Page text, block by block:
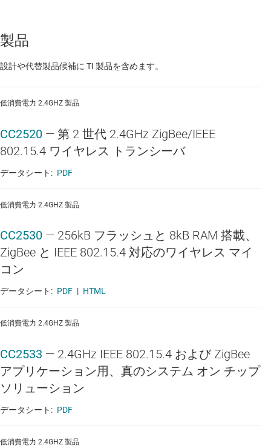
製品
設計や代替製品候補に TI 製品を含めます。
低消費電力 2.4GHZ 製品
CC2520 — 第 2 世代 2.4GHz ZigBee/IEEE
802.15.4 ワイヤレス トランシーバ
データシート: PDF
低消費電力 2.4GHZ 製品
CC2530 — 256kB フラッシュと 8kB RAM 搭載、
ZigBee と IEEE 802.15.4 対応のワイヤレス マイ
コン
データシート: PDF | HTML
低消費電力 2.4GHZ 製品
CC2533 — 2.4GHz IEEE 802.15.4 および ZigBee
アプリケーション用、真のシステム オン チップ
ソリューション
データシート: PDF
低消費電力 2.4GHZ 製品